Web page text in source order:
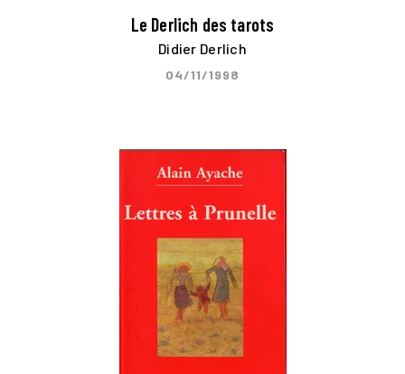
Le Derlich des tarots
Didier Derlich
04/11/1998